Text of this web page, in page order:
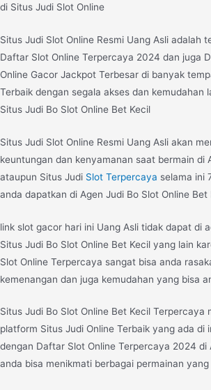
di Situs Judi Slot Online
Situs Judi Slot Online Resmi Uang Asli adalah
Daftar Slot Online Terpercaya 2024 dan juga
Online Gacor Jackpot Terbesar di banyak
Terbaik dengan segala akses dan kemudahan
Situs Judi Bo Slot Online Bet Kecil
Situs Judi Slot Online Resmi Uang Asli akan
keuntungan dan kenyamanan saat bermain di
ataupun Situs Judi Slot Terpercaya selama ini
anda dapatkan di Agen Judi Bo Slot Online Bet
link slot gacor hari ini Uang Asli tidak dapat di
Situs Judi Bo Slot Online Bet Kecil yang lain
Slot Online Terpercaya sangat bisa anda
kemenangan dan juga kemudahan yang bisa
Situs Judi Bo Slot Online Bet Kecil Terpercaya
platform Situs Judi Online Terbaik yang ada di
dengan Daftar Slot Online Terpercaya 2024 di
anda bisa menikmati berbagai permainan